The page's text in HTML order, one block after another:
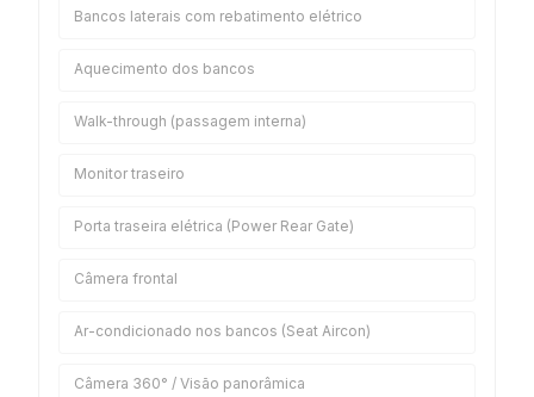
Bancos laterais com rebatimento elétrico
Aquecimento dos bancos
Walk-through (passagem interna)
Monitor traseiro
Porta traseira elétrica (Power Rear Gate)
Câmera frontal
Ar-condicionado nos bancos (Seat Aircon)
Câmera 360° / Visão panorâmica